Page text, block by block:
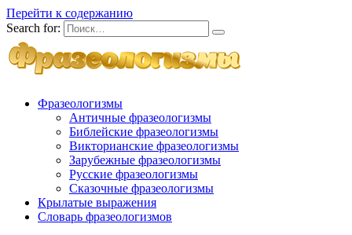
Перейти к содержанию
Search for:
Фразеологизмы
Античные фразеологизмы
Библейские фразеологизмы
Викторианские фразеологизмы
Зарубежные фразеологизмы
Русские фразеологизмы
Сказочные фразеологизмы
Крылатые выражения
Словарь фразеологизмов